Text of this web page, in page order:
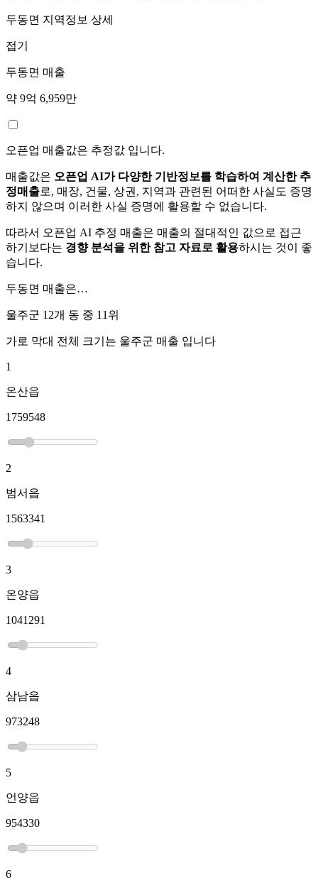
두동면 지역정보 상세
접기
두동면 매출
약 9억 6,959만
오픈업 매출값은 추정값 입니다.
매출값은 오픈업 AI가 다양한 기반정보를 학습하여 계산한 추
정매출로, 매장, 건물, 상권, 지역과 관련된 어떠한 사실도 증명
하지 않으며 이러한 사실 증명에 활용할 수 없습니다.
따라서 오픈업 AI 추정 매출은 매출의 절대적인 값으로 접근
하기보다는 경향 분석을 위한 참고 자료로 활용하시는 것이 좋
습니다.
두동면 매출은…
울주군 12개 동 중 11위
가로 막대 전체 크기는 울주군 매출 입니다
1
온산읍
1759548
2
범서읍
1563341
3
온양읍
1041291
4
삼남읍
973248
5
언양읍
954330
6